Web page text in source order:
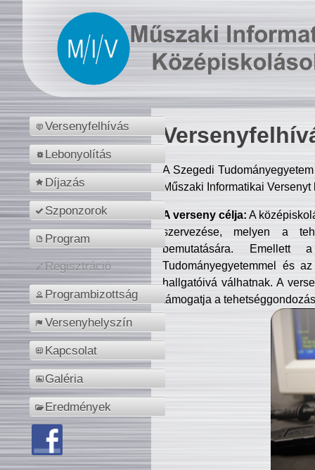
Versenyfelhívás
Lebonyolítás
Díjazás
Szponzorok
Program
Regisztráció
Programbizottság
Versenyhelyszín
Kapcsolat
Galéria
Eredmények
A Szegedi
Műszaki Informatikai
A verseny célja: A
szervezése, melyen a
bemutatására. Emellett
Tudományegyetemmel és
hallgatóivá válhatnak. A
támogatja a